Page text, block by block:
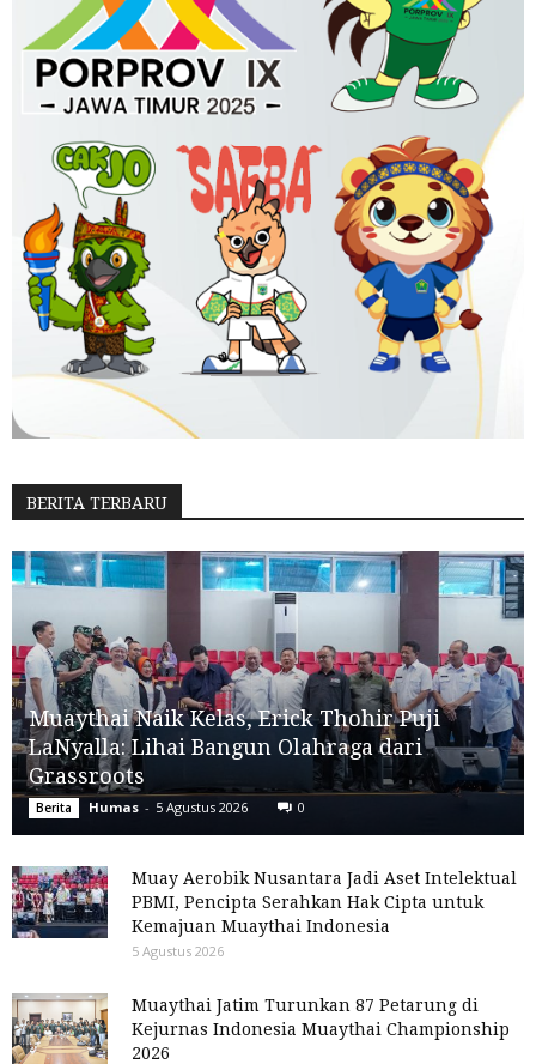
BERITA TERBARU
Muaythai Naik Kelas, Erick Thohir Puji
LaNyalla: Lihai Bangun Olahraga dari
Grassroots
Berita Humas - 5 Agustus 2026 0
Muay Aerobik Nusantara Jadi Aset Intelektual
PBMI, Pencipta Serahkan Hak Cipta untuk
Kemajuan Muaythai Indonesia
5 Agustus 2026
Muaythai Jatim Turunkan 87 Petarung di
Kejurnas Indonesia Muaythai Championship
2026